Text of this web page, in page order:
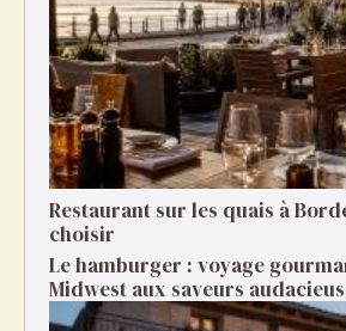
Restaurant sur les quais à
choisir
Le hamburger : voyage
Midwest aux saveurs